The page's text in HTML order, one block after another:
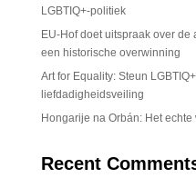
LGBTIQ+-politiek
EU-Hof doet uitspraak over
een historische overwinning
Art for Equality: Steun
liefdadigheidsveiling
Hongarije na Orbán: Het echte
Recent